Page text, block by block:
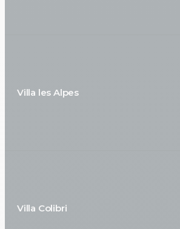
Villa les Alpes
Villa Colibri